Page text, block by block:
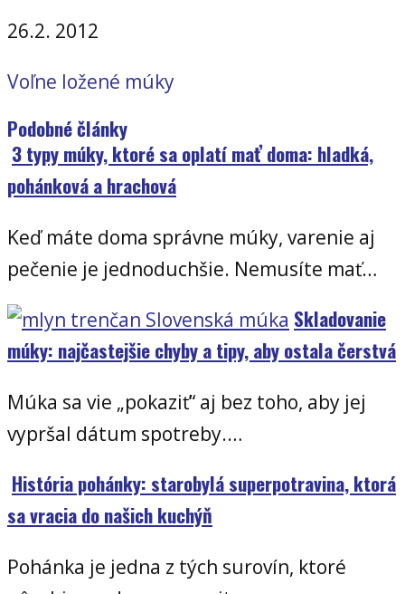
26.2. 2012
Voľne ložené múky
Podobné články
3 typy múky, ktoré sa oplatí mať doma: hladká,
pohánková a hrachová
Keď máte doma správne múky, varenie aj
pečenie je jednoduchšie. Nemusíte mať…
Skladovanie
múky: najčastejšie chyby a tipy, aby ostala čerstvá
Múka sa vie „pokaziť“ aj bez toho, aby jej
vypršal dátum spotreby.…
História pohánky: starobylá superpotravina, ktorá
sa vracia do našich kuchýň
Pohánka je jedna z tých surovín, ktoré